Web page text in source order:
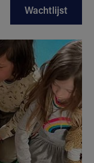
Wachtlijst